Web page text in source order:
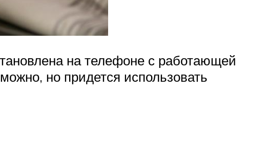
на телефоне с работающей
но придется использовать